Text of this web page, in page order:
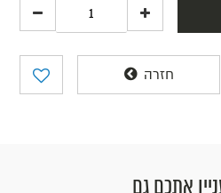
חזרה